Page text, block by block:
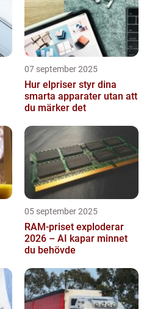
07 september 2025
Hur elpriser styr dina
smarta apparater utan att
du märker det
05 september 2025
RAM-priset exploderar
2026 – AI kapar minnet
du behövde